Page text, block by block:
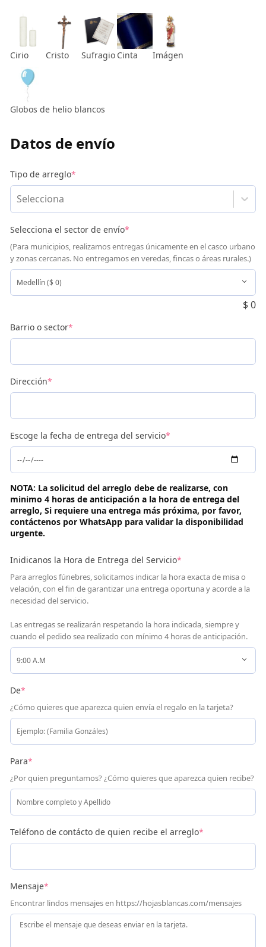
Cirio Cristo Sufragio Cinta Imágen
Globos de helio blancos
Datos de envío
Tipo de arreglo*
Selecciona
Selecciona el sector de envío*
(Para municipios, realizamos entregas únicamente en el casco urbano
y zonas cercanas. No entregamos en veredas, fincas o áreas rurales.)
$0
Barrio o sector*
Dirección*
Escoge la fecha de entrega del servicio*
NOTA: La solicitud del arreglo debe de realizarse, con
minimo 4 horas de anticipación a la hora de entrega del
arreglo, Si requiere una entrega más próxima, por favor,
contáctenos por WhatsApp para validar la disponibilidad
urgente.
Inidicanos la Hora de Entrega del Servicio*
Para arreglos fúnebres, solicitamos indicar la hora exacta de misa o
velación, con el fin de garantizar una entrega oportuna y acorde a la
necesidad del servicio.
Las entregas se realizarán respetando la hora indicada, siempre y
cuando el pedido sea realizado con mínimo 4 horas de anticipación.
De*
¿Cómo quieres que aparezca quien envía el regalo en la tarjeta?
Para*
¿Por quien preguntamos? ¿Cómo quieres que aparezca quien recibe?
Teléfono de contácto de quien recibe el arreglo*
Mensaje*
Encontrar lindos mensajes en https://hojasblancas.com/mensajes